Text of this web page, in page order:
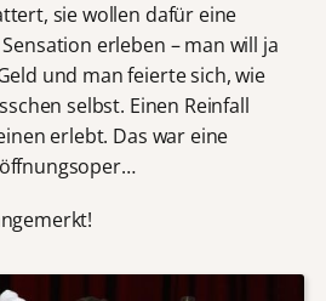
sie wollen dafür eine
erleben – man will ja
und man feierte sich, wie
selbst. Einen Reinfall
erlebt. Das war eine